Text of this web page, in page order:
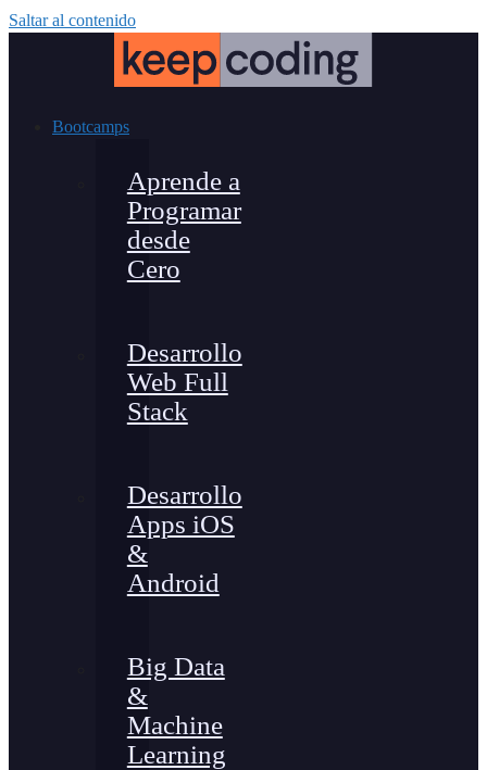
Saltar al contenido
Bootcamps
Aprende a
Programar
desde
Cero
Desarrollo
Web Full
Stack
Desarrollo
Apps iOS
&
Android
Big Data
&
Machine
Learning